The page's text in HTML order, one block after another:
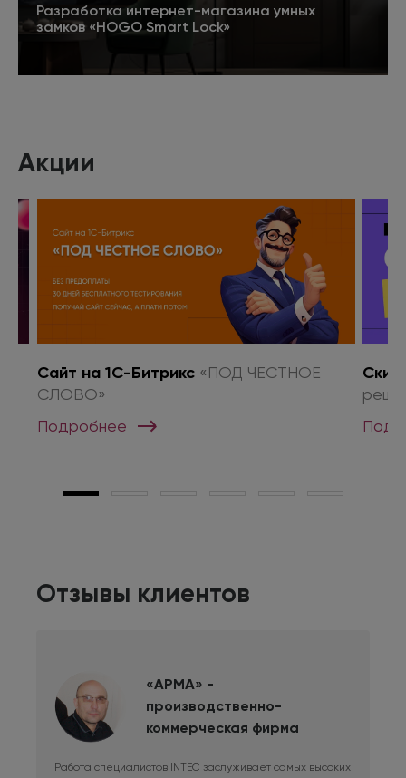
Разработка интернет-магазина умных
замков «HOGO Smart Lock»
Подробнее
Акции
Сайт на 1С-Битрикс«ПОД ЧЕСТНОЕ
СЛОВО»
Подробнее
Отзывы клиентов
«АРМА» -
производственно-
коммерческая фирма
Работа специалистов INTEC заслуживает самых высоких